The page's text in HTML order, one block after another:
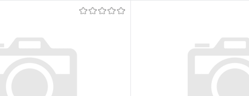
Сравнение
Под заказ
Купить в 1 клик